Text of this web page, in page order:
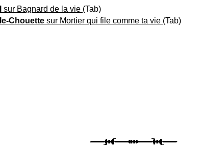
sur Bagnard de la vie (Tab)
Chouette sur Mortier qui file comme ta vie (Tab)